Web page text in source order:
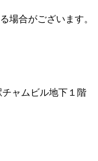
合がございます。
ャムビル地下１階